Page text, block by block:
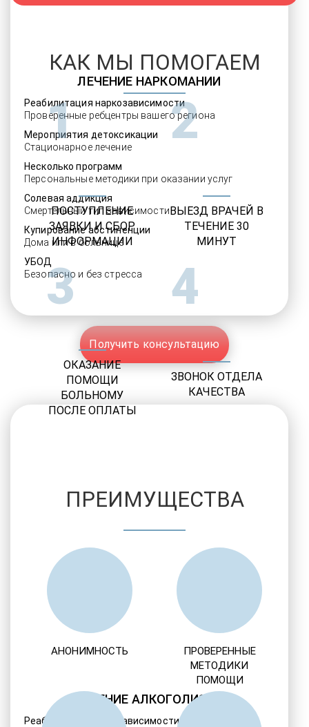
ЛЕЧЕНИЕ НАРКОМАНИИ
Реабилитация наркозависимости
Проверенные ребцентры вашего региона
Мероприятия детоксикации
Стационарное лечение
Несколько программ
Персональные методики при оказании услуг
Солевая аддикция
Смертельный тип зависимости
Купирование абстиненции
Дома или в больнице
УБОД
Безопасно и без стресса
Получить консультацию
ЛЕЧЕНИЕ АЛКОГОЛИЗМА
Реабилитация алкозависимости
КАК МЫ ПОМОГАЕМ
1
ПОСТУПЛЕНИЕ
ЗАЯВКИ И СБОР
ИНФОРМАЦИИ
2
ВЫЕЗД ВРАЧЕЙ В
ТЕЧЕНИЕ 30
МИНУТ
3
ОКАЗАНИЕ
ПОМОЩИ
БОЛЬНОМУ
ПОСЛЕ ОПЛАТЫ
4
ЗВОНОК ОТДЕЛА
КАЧЕСТВА
ПРЕИМУЩЕСТВА
АНОНИМНОСТЬ
ПРОВЕРЕННЫЕ
МЕТОДИКИ
ПОМОЩИ